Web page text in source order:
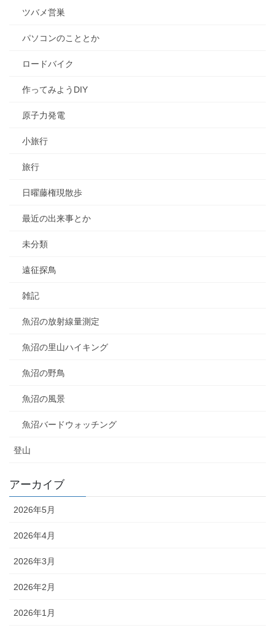
ツバメ営巣
パソコンのこととか
ロードバイク
作ってみようDIY
原子力発電
小旅行
旅行
日曜藤権現散歩
最近の出来事とか
未分類
遠征探鳥
雑記
魚沼の放射線量測定
魚沼の里山ハイキング
魚沼の野鳥
魚沼の風景
魚沼バードウォッチング
登山
アーカイブ
2026年5月
2026年4月
2026年3月
2026年2月
2026年1月